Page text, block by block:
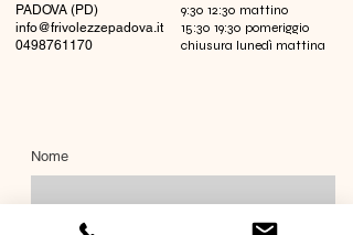
PADOVA (PD)
info@frivolezzepadova.it
0498761170
9:30 12:30 mattino
15:30 19:30 pomeriggio
chiusura lunedì mattina
Nome
Cognome